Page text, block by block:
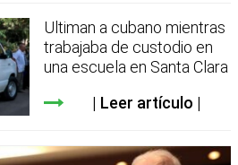
Ultiman a cubano mientras
trabajaba de custodio en
una escuela en Santa Clara
Leer artículo